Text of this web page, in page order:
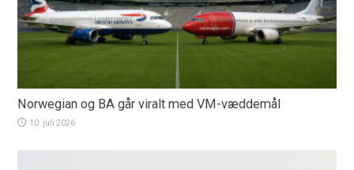
Norwegian og BA går viralt med VM-væddemål
10. juli 2026